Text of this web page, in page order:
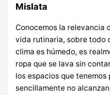
Mislata
Conocemos la relevancia
vida rutinaria, sobre todo
clima es húmedo, es
ropa que se lava sin
los espacios que tenemos
sencillamente no